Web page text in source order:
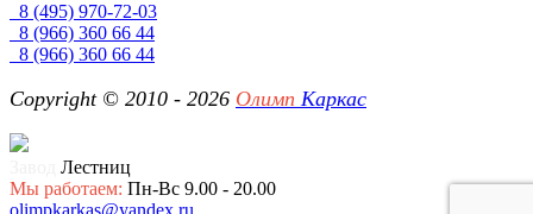
8 (495) 970-72-03
8 (966) 360 66 44
8 (966) 360 66 44
Copyright © 2010 - 2026 Олимп Каркас
Лестниц
Мы работаем: Пн-Вс 9.00 - 20.00
olimpkarkas@yandex.ru